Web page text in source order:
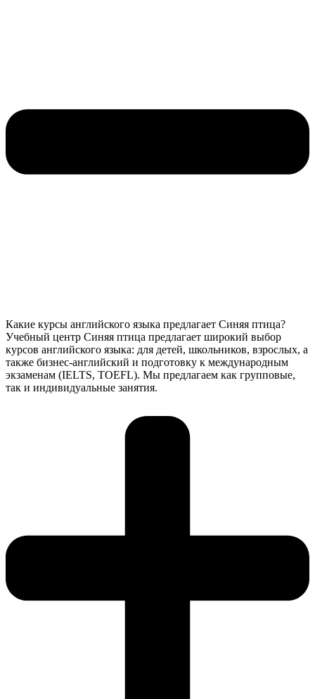
Какие курсы английского языка предлагает Синяя птица?
Учебный центр Синяя птица предлагает широкий выбор
курсов английского языка: для детей, школьников, взрослых, а
также бизнес-английский и подготовку к международным
экзаменам (IELTS, TOEFL). Мы предлагаем как групповые,
так и индивидуальные занятия.